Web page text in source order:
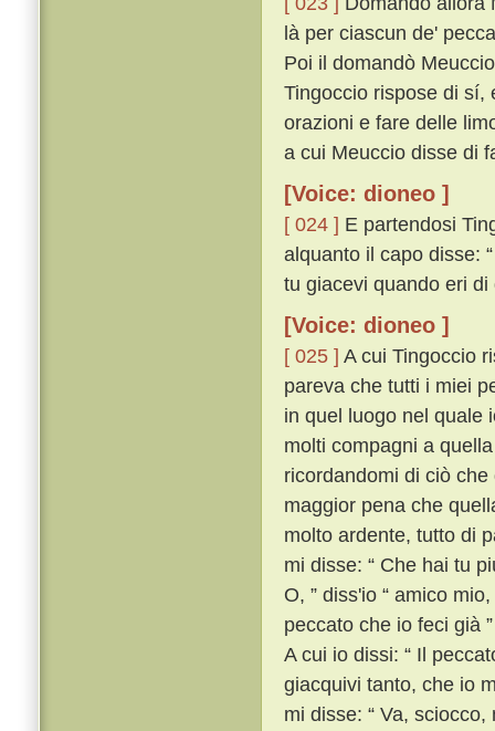
là per ciascun de'
Poi il domandò
Tingoccio rispose di sí,
orazioni e fare delle
a cui Meuccio disse di
[Voice: dioneo ]
[ 024 ] E partendosi
alquanto il capo disse:
tu giacevi quando eri di
[Voice: dioneo ]
[ 025 ] A cui Tingoccio
pareva che tutti i miei
in quel luogo nel quale
molti compagni a
ricordandomi di ciò
maggior pena che
molto ardente, tutto di
mi disse: “ Che hai tu
O, ” diss'io “ amico
peccato che io feci già
A cui io dissi: “ Il
giacquivi tanto, che io
mi disse: “ Va,